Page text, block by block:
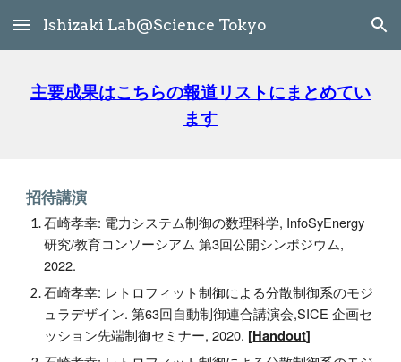
Skip to main content Skip to navigation
Ishizaki Lab@Science Tokyo
主要成果はこちらの報道リストにまとめてい
ます
招待講演
石崎孝幸: 電力システム制御の数理科学, InfoSyEnergy
研究/教育コンソーシアム 第3回公開シンポジウム,
2022.
石崎孝幸: レトロフィット制御による分散制御系のモジ
ュラデザイン. 第63回自動制御連合講演会,SICE 企画セ
ッション先端制御セミナー, 2020. [Handout]